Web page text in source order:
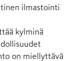
ilmastointi
kylminä
on miellyttävä